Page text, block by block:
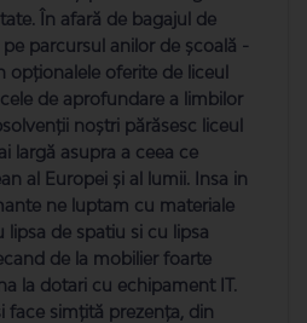
În afară de bagajul de
parcursul anilor de şcoală -
opţionalele oferite de liceul
de aprofundare a limbilor
noştri părăsesc liceul
largă asupra a ceea ce
al Europei şi al lumii. Insa in
ne luptam cu materiale
de spatiu si cu lipsa
de la mobilier foarte
la dotari cu echipament IT.
face simțită prezența, din